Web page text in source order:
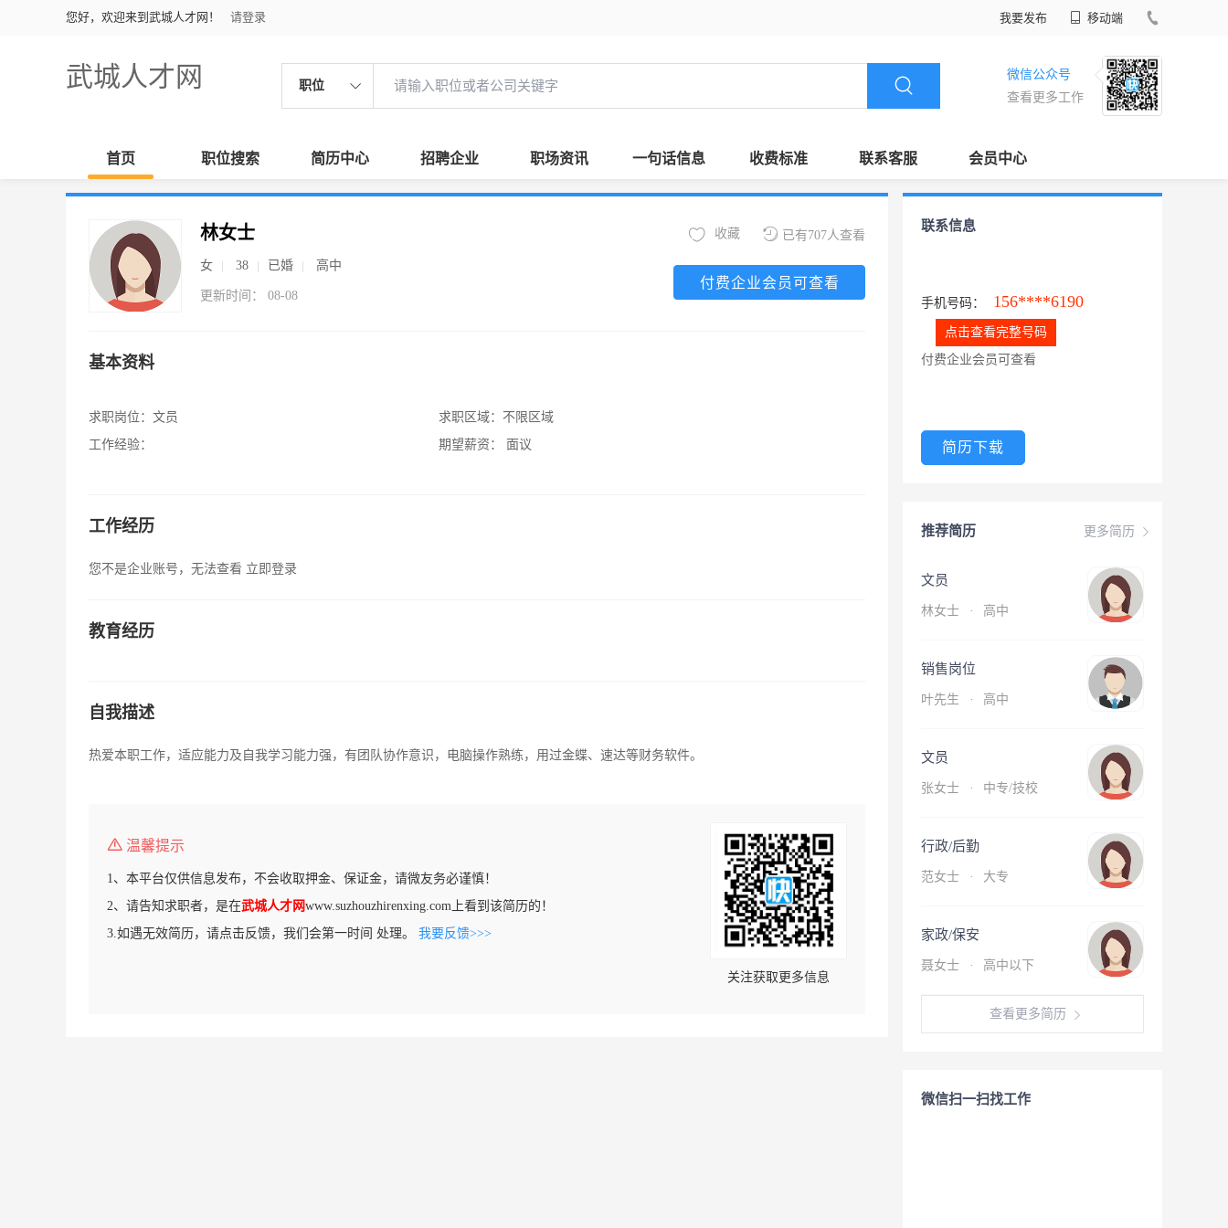
您好，欢迎来到武城人才网！ 请登录 我要发布 移动端
武城人才网 职位
微信公众号
查看更多工作
首页 职位搜索 简历中心 招聘企业 职场资讯 一句话信息 收费标准 联系客服 会员中心
林女士
女 38 已婚 高中
更新时间： 08-08
已有707人查看
收藏
付费企业会员可查看
基本资料
求职岗位： 文员
工作经验：
求职区域： 不限区域
期望薪资：
面议
工作经历
您不是企业账号，无法查看 立即登录
教育经历
自我描述
热爱本职工作，适应能力及自我学习能力强，有团队协作意识，电脑操作熟练，用过金蝶、速达等财务软件。
温馨提示
1、本平台仅供信息发布，不会收取押金、保证金，请微友务必谨慎！
2、请告知求职者，是在武城人才网www.suzhouzhirenxing.com上看到该简历的！
3.如遇无效简历，请点击反馈，我们会第一时间 处理。 我要反馈>>>
关注获取更多信息
联系信息
手机号码： 156****6190
点击查看完整号码
付费企业会员可查看
简历下载
更多简历
推荐简历
文员
林女士 · 高中
销售岗位
叶先生 · 高中
文员
张女士 · 中专/技校
行政/后勤
范女士 · 大专
家政/保安
聂女士 · 高中以下
查看更多简历
微信扫一扫找工作